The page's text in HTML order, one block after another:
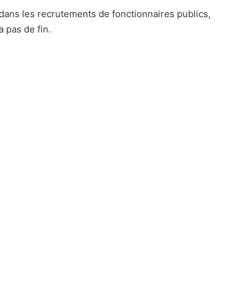
les recrutements de fonctionnaires publics,
pas de fin.